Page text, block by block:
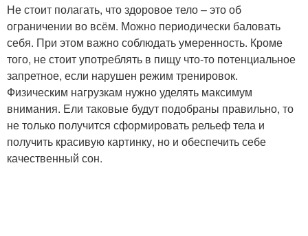
Не стоит полагать, что здоровое тело – это об
ограничении во всём. Можно периодически баловать
себя. При этом важно соблюдать умеренность. Кроме
того, не стоит употреблять в пищу что-то потенциальное
запретное, если нарушен режим тренировок.
Физическим нагрузкам нужно уделять максимум
внимания. Ели таковые будут подобраны правильно, то
не только получится сформировать рельеф тела и
получить красивую картинку, но и обеспечить себе
качественный сон.